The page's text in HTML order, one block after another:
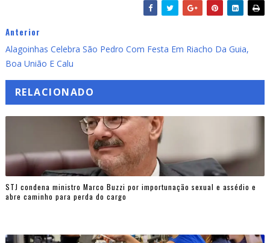
Anterior
Alagoinhas Celebra São Pedro Com Festa Em Riacho Da Guia,
Boa União E Calu
RELACIONADO
STJ condena ministro Marco Buzzi por importunação sexual e assédio e
abre caminho para perda do cargo